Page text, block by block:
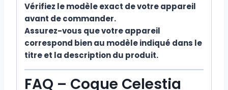
Vérifiez le modèle exact de votre appareil
avant de commander.
Assurez-vous que votre appareil
correspond bien au modèle indiqué dans le
titre et la description du produit.
FAQ – Coque Celestia